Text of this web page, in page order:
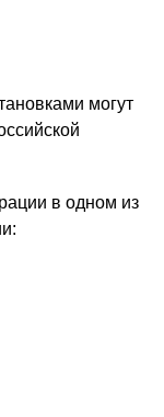
могут
в одном из